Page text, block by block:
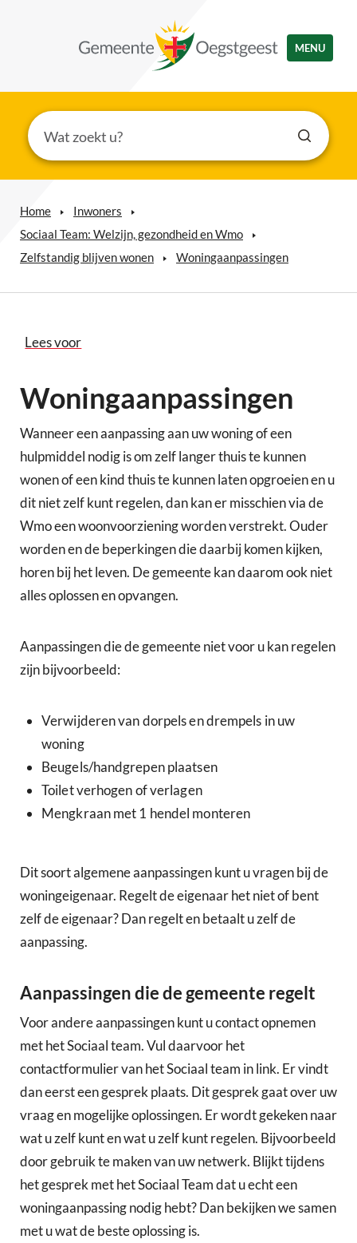
MENU
Home
Inwoners
Sociaal Team: Welzijn, gezondheid en Wmo
Zelfstandig blijven wonen
Woningaanpassingen
Lees voor
Woningaanpassingen
Wanneer een aanpassing aan uw woning of een
hulpmiddel nodig is om zelf langer thuis te kunnen
wonen of een kind thuis te kunnen laten opgroeien en u
dit niet zelf kunt regelen, dan kan er misschien via de
Wmo een woonvoorziening worden verstrekt. Ouder
worden en de beperkingen die daarbij komen kijken,
horen bij het leven. De gemeente kan daarom ook niet
alles oplossen en opvangen.
Aanpassingen die de gemeente niet voor u kan regelen
zijn bijvoorbeeld:
Verwijderen van dorpels en drempels in uw
woning
Beugels/handgrepen plaatsen
Toilet verhogen of verlagen
Mengkraan met 1 hendel monteren
Dit soort algemene aanpassingen kunt u vragen bij de
woningeigenaar. Regelt de eigenaar het niet of bent
zelf de eigenaar? Dan regelt en betaalt u zelf de
aanpassing.
Aanpassingen die de gemeente regelt
Voor andere aanpassingen kunt u contact opnemen
met het Sociaal team. Vul daarvoor het
contactformulier van het Sociaal team in link. Er vindt
dan eerst een gesprek plaats. Dit gesprek gaat over uw
vraag en mogelijke oplossingen. Er wordt gekeken naar
wat u zelf kunt en wat u zelf kunt regelen. Bijvoorbeeld
door gebruik te maken van uw netwerk. Blijkt tijdens
het gesprek met het Sociaal Team dat u echt een
woningaanpassing nodig hebt? Dan bekijken we samen
met u wat de beste oplossing is.